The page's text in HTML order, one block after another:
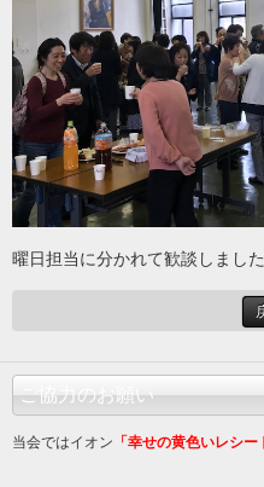
曜日担当に分かれて歓談しました
ご協力のお願い
当会ではイオン 「幸せの黄色いレシー